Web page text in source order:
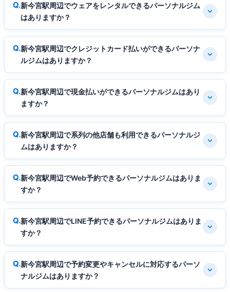
新今宮駅周辺でウェアをレンタルできるパーソナルジム
はありますか？
新今宮駅周辺でクレジットカード払いができるパーソナ
ルジムはありますか？
新今宮駅周辺で現金払いができるパーソナルジムはあり
ますか？
新今宮駅周辺で系列の他店舗も利用できるパーソナルジ
ムはありますか？
新今宮駅周辺でWeb予約できるパーソナルジムはありま
すか？
新今宮駅周辺でLINE予約できるパーソナルジムはありま
すか？
新今宮駅周辺で予約変更やキャンセルに対応するパーソ
ナルジムはありますか？